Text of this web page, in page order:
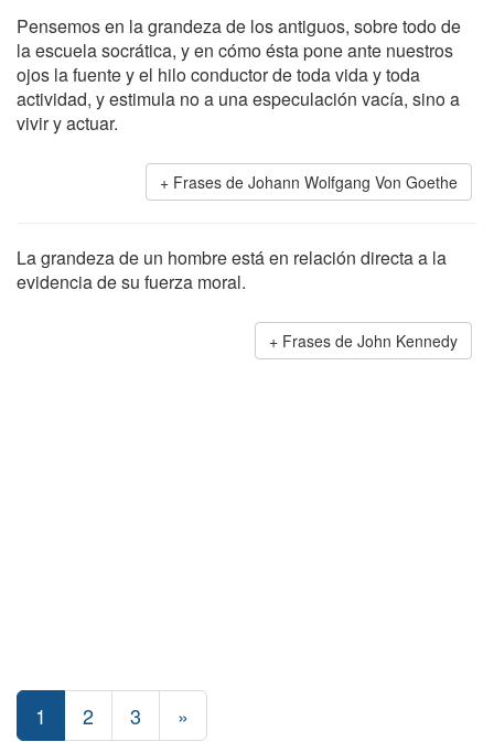
Pensemos en la grandeza de los antiguos, sobre todo de
la escuela socrática, y en cómo ésta pone ante nuestros
ojos la fuente y el hilo conductor de toda vida y toda
actividad, y estimula no a una especulación vacía, sino a
vivir y actuar.
Frases de Johann Wolfgang Von Goethe
La grandeza de un hombre está en relación directa a la
evidencia de su fuerza moral.
Frases de John Kennedy
1 2 3 »